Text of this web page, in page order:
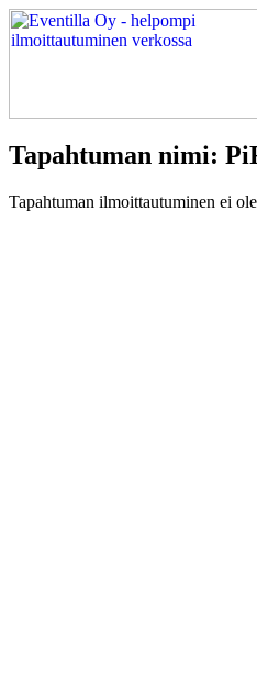
Tapahtuman nimi:
Tapahtuman ilmoittautuminen ei